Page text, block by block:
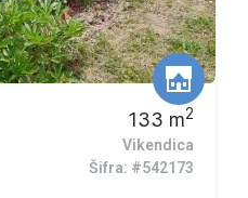
133 m2
Vikendica
Šifra: #542173